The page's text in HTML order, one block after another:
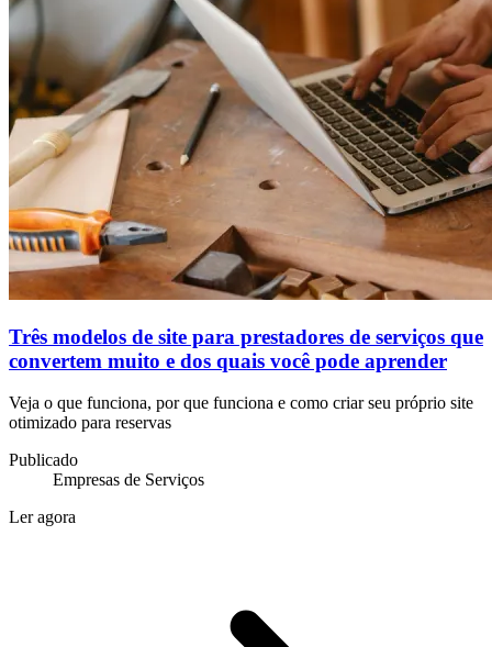
Três modelos de site para prestadores de serviços que
convertem muito e dos quais você pode aprender
Veja o que funciona, por que funciona e como criar seu próprio site
otimizado para reservas
Publicado
Empresas de Serviços
Ler agora